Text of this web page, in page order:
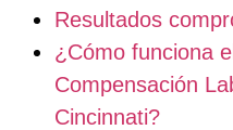
Resultados
¿Cómo funciona
Compensación
Cincinnati?